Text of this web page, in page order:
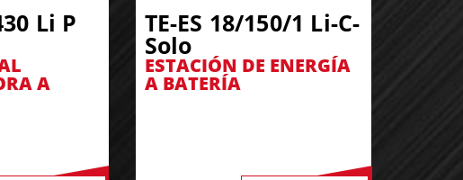
Li P
A
TE-ES 18/150/1 Li-C-
Solo
ESTACIÓN DE ENERGÍA
A BATERÍA